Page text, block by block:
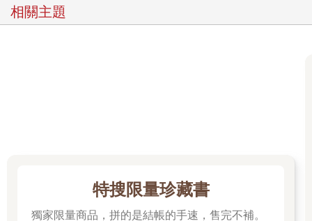
相關主題
特搜限量珍藏書
獨家限量商品，拼的是結帳的手速，售完不補。